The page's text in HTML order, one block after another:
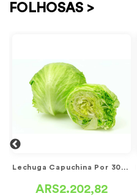
FOLHOSAS >
Lechuga Capuchina Por 300gr
ARS2.202,82